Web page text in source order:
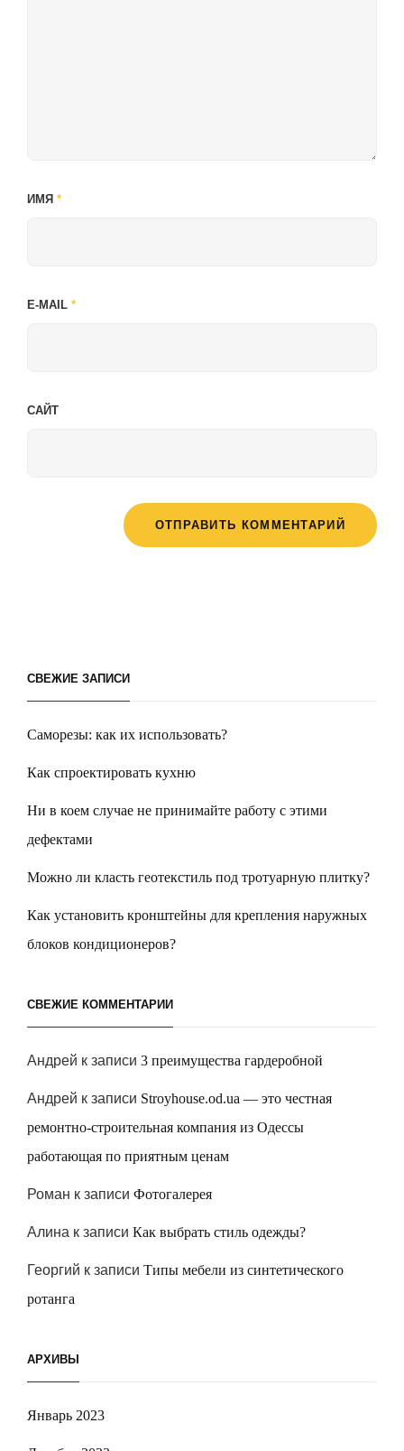
ИМЯ *
E-MAIL *
САЙТ
СВЕЖИЕ ЗАПИСИ
Саморезы: как их использовать?
Как спроектировать кухню
Ни в коем случае не принимайте работу с этими
дефектами
Можно ли класть геотекстиль под тротуарную плитку?
Как установить кронштейны для крепления наружных
блоков кондиционеров?
СВЕЖИЕ КОММЕНТАРИИ
Андрей к записи 3 преимущества гардеробной
Андрей к записи Stroyhouse.od.ua — это честная
ремонтно-строительная компания из Одессы
работающая по приятным ценам
Роман к записи Фотогалерея
Алина к записи Как выбрать стиль одежды?
Георгий к записи Типы мебели из синтетического
ротанга
АРХИВЫ
Январь 2023